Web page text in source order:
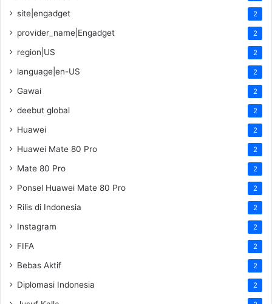
site|engadget 2
provider_name|Engadget 2
region|US 2
language|en-US 2
Gawai 2
deebut global 2
Huawei 2
Huawei Mate 80 Pro 2
Mate 80 Pro 2
Ponsel Huawei Mate 80 Pro 2
Rilis di Indonesia 2
Instagram 2
FIFA 2
Bebas Aktif 2
Diplomasi Indonesia 2